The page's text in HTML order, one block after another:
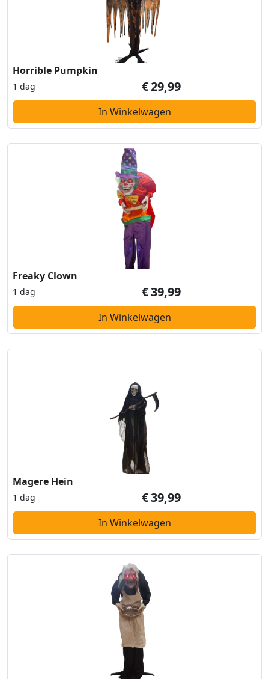
Horrible Pumpkin
1 dag €29,99
In Winkelwagen
Freaky Clown
1 dag €39,99
In Winkelwagen
Magere Hein
1 dag €39,99
In Winkelwagen